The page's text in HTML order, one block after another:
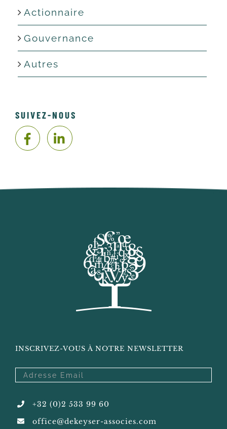
Actionnaire
Gouvernance
Autres
SUIVEZ-NOUS
INSCRIVEZ-VOUS À NOTRE NEWSLETTER
+32 (0)2 533 99 60
office@dekeyser-associes.com